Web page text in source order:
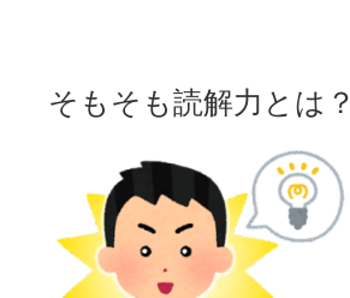
そもそも読解力とは？